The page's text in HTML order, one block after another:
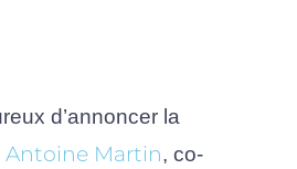
d’annoncer la
Antoine Martin, co-